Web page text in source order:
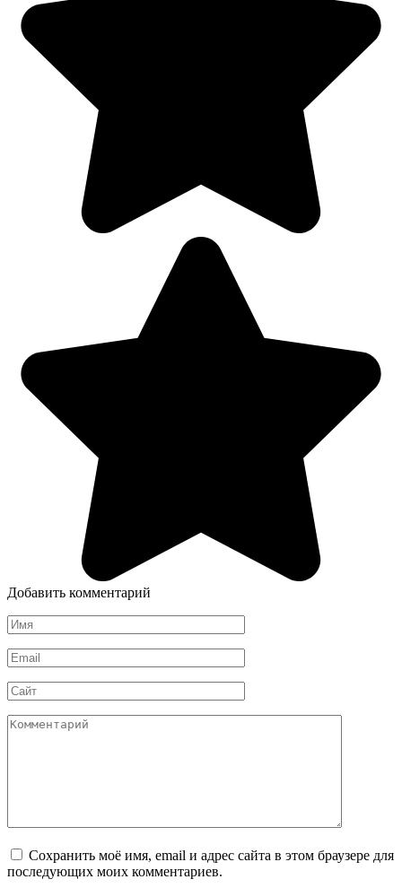
Добавить комментарий
Имя
*
Email
*
Сайт
Комментарий
Сохранить моё имя, email и адрес сайта в этом браузере для
последующих моих комментариев.